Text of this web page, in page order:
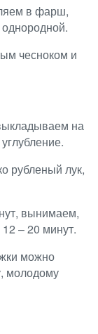
в фарш,
чесноком и
на
рубленый лук,
вынимаем,
– 20 минут.
можно
молодому